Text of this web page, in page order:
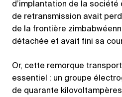
d’implantation de la société
de retransmission avait
de la frontière
détachée et avait fini sa
Or, cette remorque
essentiel : un groupe
de quarante